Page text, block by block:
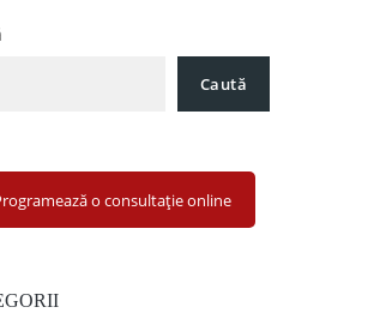
Caută
o consultație online